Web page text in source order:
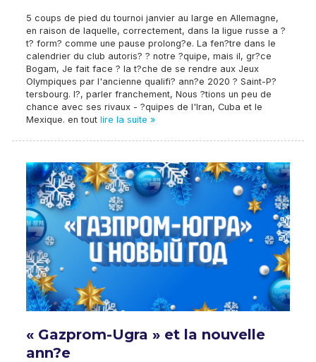
5 coups de pied du tournoi janvier au large en Allemagne,
en raison de laquelle, correctement, dans la ligue russe a ?
t? form? comme une pause prolong?e. La fen?tre dans le
calendrier du club autoris? ? notre ?quipe, mais il, gr?ce
Bogam, Je fait face ? la t?che de se rendre aux Jeux
Olympiques par l'ancienne qualifi? ann?e 2020 ? Saint-P?
tersbourg. l?, parler franchement, Nous ?tions un peu de
chance avec ses rivaux - ?quipes de l'Iran, Cuba et le
Mexique. en tout lire la suite »
« Gazprom-Ugra » et la nouvelle
ann?e